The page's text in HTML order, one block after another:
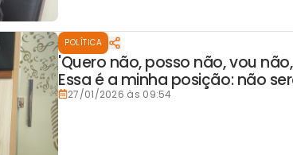
POLÍTICA
'Quero não, posso não, vou
Essa é a minha posição: não
27/01/2026 às 09:54